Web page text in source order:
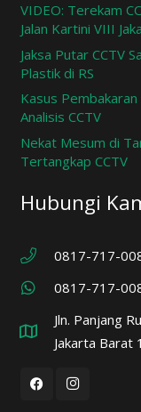
VIDEO: Terekam
Jalan Kartini VIII
Jaksa Putar CCTV
Plastik di RS
Kasus
Analisis CCTV
Nekat Mesum di
Tertangkap CCTV
Hubungi
0817-717-
0817-717-
Jln. Panjang
Jakarta Barat